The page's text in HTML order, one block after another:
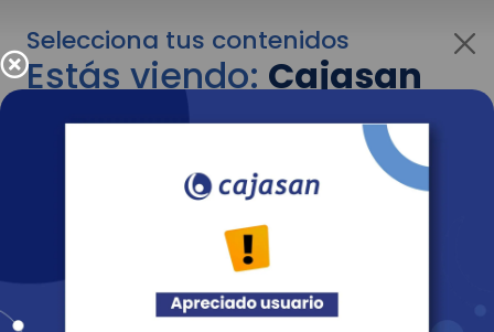
Selecciona tus contenidos
Estás viendo:Cajasan
para personas
Para cambiar al contenido de tu interés más
adelante recuerda utilizar el menú
Entendido